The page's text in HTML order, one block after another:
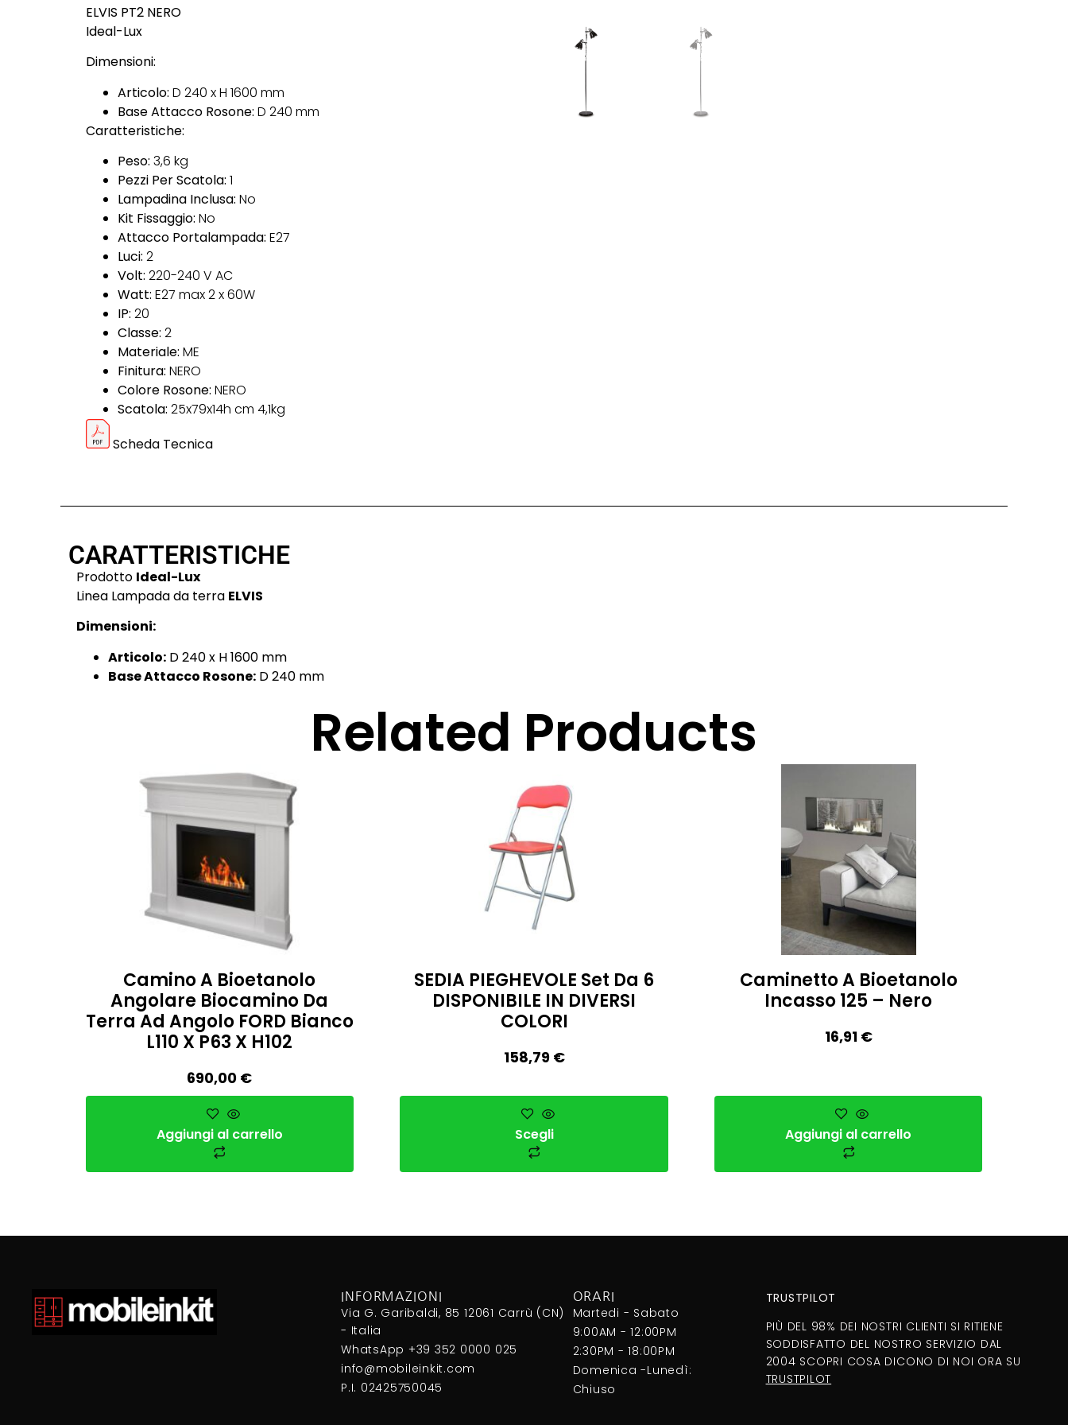
ELVIS PT2 NERO
Ideal-Lux
Dimensioni:
Articolo: D 240 x H 1600 mm
Base Attacco Rosone: D 240 mm
Caratteristiche:
Peso: 3,6 kg
Pezzi Per Scatola: 1
Lampadina Inclusa: No
Kit Fissaggio: No
Attacco Portalampada: E27
Luci: 2
Volt: 220-240 V AC
Watt: E27 max 2 x 60W
IP: 20
Classe: 2
Materiale: ME
Finitura: NERO
Colore Rosone: NERO
Scatola: 25x79x14h cm 4,1kg
Scheda Tecnica
CARATTERISTICHE
Prodotto Ideal-Lux
Linea Lampada da terra ELVIS
Dimensioni:
Articolo: D 240 x H 1600 mm
Base Attacco Rosone: D 240 mm
Related Products
Camino A Bioetanolo
Angolare Biocamino Da
Terra Ad Angolo FORD Bianco
L110 X P63 X H102
690,00 €
Aggiungi al carrello
SEDIA PIEGHEVOLE Set Da 6
DISPONIBILE IN DIVERSI
COLORI
158,79 €
Scegli
Caminetto A Bioetanolo
Incasso 125 – Nero
16,91 €
Aggiungi al carrello
INFORMAZIONI
Via G. Garibaldi, 85 12061 Carrù (CN)
- Italia
WhatsApp +39 352 0000 025
info@mobileinkit.com
P.I. 02425750045
ORARI
Martedi - Sabato
9:00AM - 12:00PM
2:30PM - 18:00PM
Domenica -Lunedì:
Chiuso
TRUSTPILOT
PIÙ DEL 98% DEI NOSTRI CLIENTI SI RITIENE
SODDISFATTO DEL NOSTRO SERVIZIO DAL
2004 SCOPRI COSA DICONO DI NOI ORA SU
TRUSTPILOT